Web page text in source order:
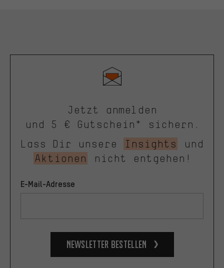
Jetzt anmelden
und 5 € Gutschein* sichern.
Lass Dir unsere
Insights
und
Aktionen
nicht entgehen!
E-Mail-Adresse
Newsletter bestellen